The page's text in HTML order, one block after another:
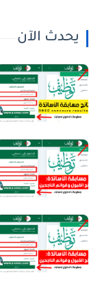
يحدث الآن